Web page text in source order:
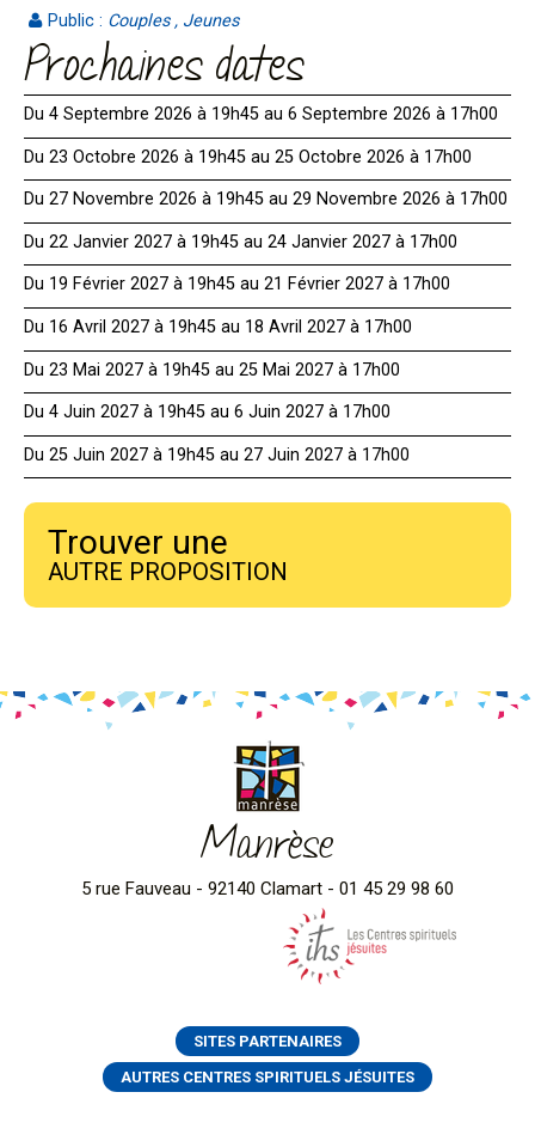
Public : Couples , Jeunes
Prochaines dates
Du 4 Septembre 2026 à 19h45 au 6 Septembre 2026 à 17h00
Du 23 Octobre 2026 à 19h45 au 25 Octobre 2026 à 17h00
Du 27 Novembre 2026 à 19h45 au 29 Novembre 2026 à 17h00
Du 22 Janvier 2027 à 19h45 au 24 Janvier 2027 à 17h00
Du 19 Février 2027 à 19h45 au 21 Février 2027 à 17h00
Du 16 Avril 2027 à 19h45 au 18 Avril 2027 à 17h00
Du 23 Mai 2027 à 19h45 au 25 Mai 2027 à 17h00
Du 4 Juin 2027 à 19h45 au 6 Juin 2027 à 17h00
Du 25 Juin 2027 à 19h45 au 27 Juin 2027 à 17h00
Trouver une
AUTRE PROPOSITION
Manrèse
5 rue Fauveau - 92140 Clamart - 01 45 29 98 60
SITES PARTENAIRES
AUTRES CENTRES SPIRITUELS JÉSUITES